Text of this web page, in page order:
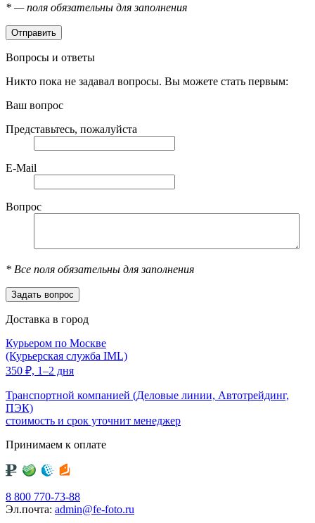
* — поля обязательны для заполнения
Вопросы и ответы
Никто пока не задавал вопросы. Вы можете стать первым:
Ваш вопрос
Представьтесь, пожалуйста
E-Mail
Вопрос
* Все поля обязательны для заполнения
Доставка в город
Курьером по Москве
(Курьерская служба IML)
350 ₽, 1–2 дня
Транспортной компанией (Деловые линии, Автотрейдинг,
ПЭК)
стоимость и срок уточнит менеджер
Принимаем к оплате
8 800 770-73-88
Эл.почта: admin@fe-foto.ru